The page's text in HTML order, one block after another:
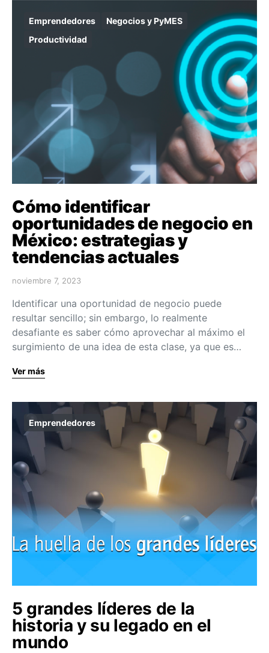
Emprendedores
Negocios y PyMES
Productividad
Cómo identificar
oportunidades de negocio en
México: estrategias y
tendencias actuales
noviembre 7, 2023
Identificar una oportunidad de negocio puede
resultar sencillo; sin embargo, lo realmente
desafiante es saber cómo aprovechar al máximo el
surgimiento de una idea de esta clase, ya que es…
Ver más
Emprendedores
5 grandes líderes de la
historia y su legado en el
mundo